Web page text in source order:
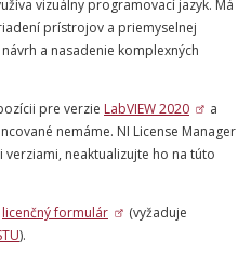
vizuálny programovací jazyk. Má
prístrojov a priemyselnej
a nasadenie komplexných
pre verzie LabVIEW 2020
a
nemáme. NI License Manager
neaktualizujte ho na túto
licenčný formulár
(vyžaduje
).